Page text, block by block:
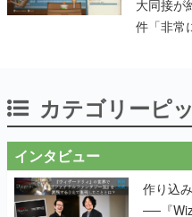
大同接が
件「非常
カテゴリーピ
インタビュー
作り込
──『